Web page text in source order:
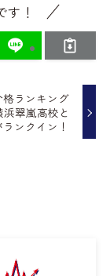
！
ランキング
翠嵐高校と
ンクイン！